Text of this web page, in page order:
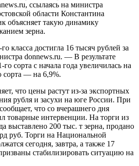
ссылаясь на министра
области Константина
объясняет такую динамику
зерна.
класса достигла 16 тысяч рублей за
donnews.ru. — В результате
сорта с начала года увеличилась на
сорта — на 6,9%.
что цены растут из-за экспортных
рубля и засухи на юге России. При
что со вчерашнего дня
товарные интервенции. На торги из
выставлено 200 тыс. т зерна, продано
руб. Торги на Национальной
сегодня, завтра, а также 17
стабилизировать ситуацию на